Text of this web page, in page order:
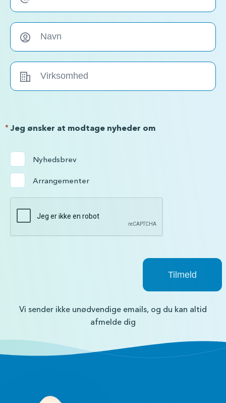
Jeg ønsker at modtage nyheder om
*
Nyhedsbrev
Arrangementer
Vi sender ikke unødvendige emails, og du kan altid
afmelde dig